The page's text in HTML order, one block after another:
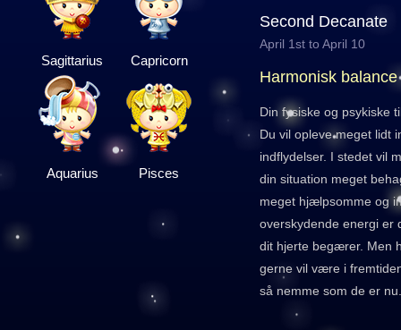
Sagittarius Capricorn
Aquarius Pisces
Second Decanate
April 1st to April 10
Harmonisk balance
Din fysiske og psykiske
Du vil opleve meget lidt
indflydelser. I stedet vil
din situation meget
meget hjælpsomme og
overskydende energi er
dit hjerte begærer. Men
gerne vil være i
så nemme som de er nu.